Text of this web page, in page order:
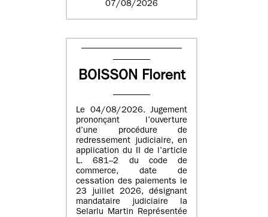
07/08/2026
BOISSON Florent
Le 04/08/2026. Jugement
prononçant l’ouverture
d’une procédure de
redressement judiciaire, en
application du II de l’article
L. 681–2 du code de
commerce, date de
cessation des paiements le
23 juillet 2026, désignant
mandataire judiciaire la
Selarlu Martin Représentée